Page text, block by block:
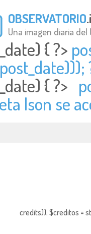
OBSERVATORIO
Una imagen diaria del
{ ?>
post_date)));
{ ?>
Ison se
credits)); $creditos =